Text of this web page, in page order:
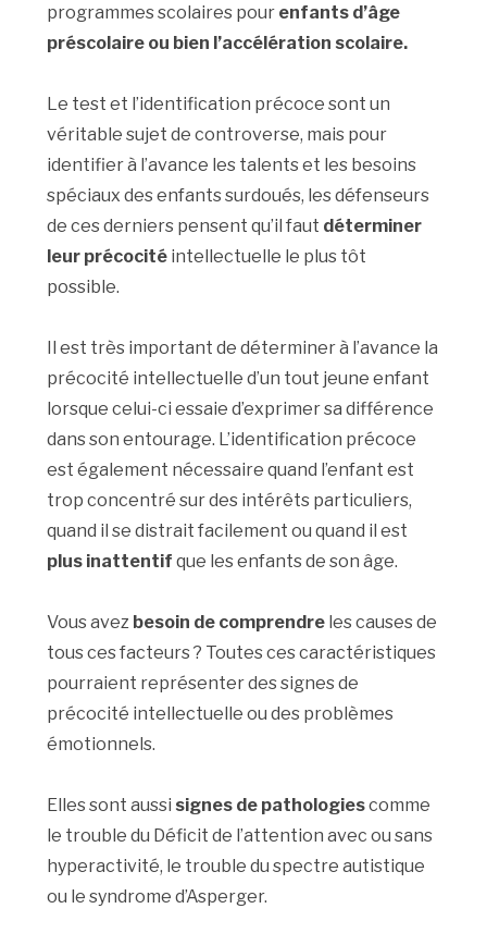
programmes scolaires pour enfants d’âge
préscolaire ou bien l’accélération scolaire.
Le test et l’identification précoce sont un
véritable sujet de controverse, mais pour
identifier à l’avance les talents et les besoins
spéciaux des enfants surdoués, les défenseurs
de ces derniers pensent qu’il faut déterminer
leur précocité intellectuelle le plus tôt
possible.
Il est très important de déterminer à l’avance la
précocité intellectuelle d’un tout jeune enfant
lorsque celui-ci essaie d’exprimer sa différence
dans son entourage. L’identification précoce
est également nécessaire quand l’enfant est
trop concentré sur des intérêts particuliers,
quand il se distrait facilement ou quand il est
plus inattentif que les enfants de son âge.
Vous avez besoin de comprendre les causes de
tous ces facteurs ? Toutes ces caractéristiques
pourraient représenter des signes de
précocité intellectuelle ou des problèmes
émotionnels.
Elles sont aussi signes de pathologiescomme
le trouble du Déficit de l’attention avec ou sans
hyperactivité, le trouble du spectre autistique
ou le syndrome d’Asperger.